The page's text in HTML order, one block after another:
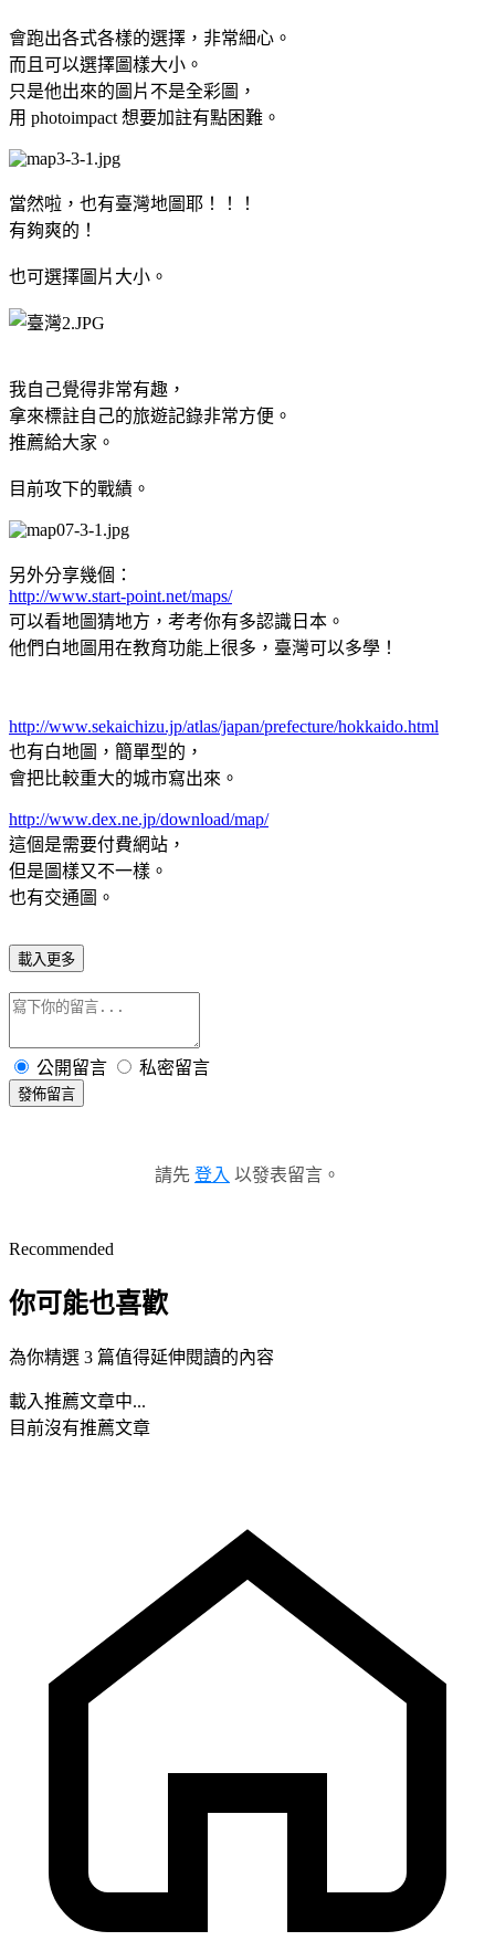
會跑出各式各樣的選擇，非常細心。
而且可以選擇圖樣大小。
只是他出來的圖片不是全彩圖，
用 photoimpact 想要加註有點困難。
當然啦，也有臺灣地圖耶！！！
有夠爽的！
也可選擇圖片大小。
我自己覺得非常有趣，
拿來標註自己的旅遊記錄非常方便。
推薦給大家。
目前攻下的戰績。
另外分享幾個：
http://www.start-point.net/maps/
可以看地圖猜地方，考考你有多認識日本。
他們白地圖用在教育功能上很多，臺灣可以多學！
http://www.sekaichizu.jp/atlas/japan/prefecture/hokkaido.html
也有白地圖，簡單型的，
會把比較重大的城市寫出來。
http://www.dex.ne.jp/download/map/
這個是需要付費網站，
但是圖樣又不一樣。
也有交通圖。
載入更多
公開留言 私密留言
發佈留言
請先 登入 以發表留言。
Recommended
你可能也喜歡
為你精選 3 篇值得延伸閱讀的內容
載入推薦文章中...
目前沒有推薦文章